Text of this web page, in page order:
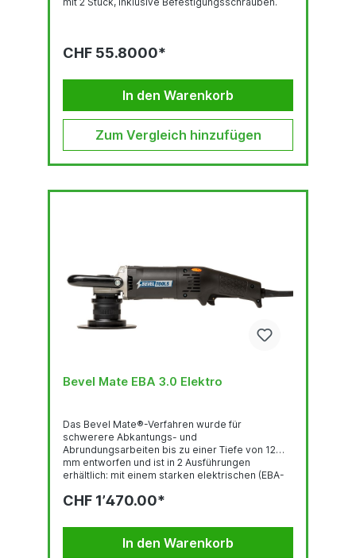
CHF 55.8000*
In den Warenkorb
Zum Vergleich hinzufügen
Bevel Mate EBA 3.0 Elektro
Das Bevel Mate®-Verfahren wurde für
schwerere Abkantungs- und
Abrundungsarbeiten bis zu einer Tiefe von 12
mm entworfen und ist in 2 Ausführungen
erhältlich: mit einem starken elektrischen (EBA-
(ABA-3.0). Das Bevel Mate® Konzept: ist schnell
Lebensdauer ist praktisch verlangt lediglich
minimale körperliche Anstrengung ermöglicht
sicheres und gesundes Arbeiten ist die beste
CHF 1’470.00*
In den Warenkorb